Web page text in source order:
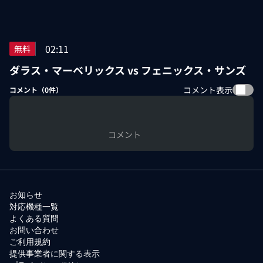
無料 02:11
ダラス・マーベリックス vs フェニックス・サンズ
コメント（0件） コメント表示
コメント
お知らせ
対応機種一覧
よくある質問
お問い合わせ
ご利用規約
提供事業者に関する表示